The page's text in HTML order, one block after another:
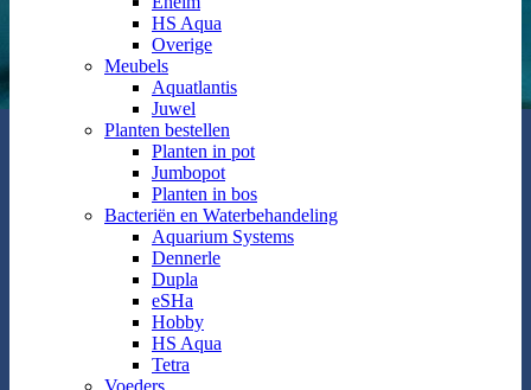
HS Aqua
Overige
Meubels
Aquatlantis
Juwel
Planten bestellen
Planten in pot
Jumbopot
Planten in bos
Bacteriën en Waterbehandeling
Aquarium Systems
Dennerle
Dupla
eSHa
Hobby
HS Aqua
Tetra
Voeders